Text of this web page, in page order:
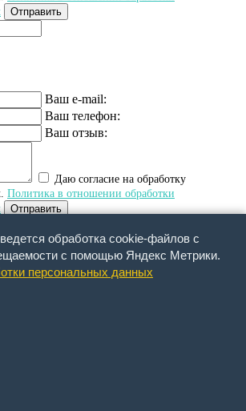
Отправить
Ваш e-mail:
Ваш телефон:
Ваш отзыв:
Даю согласие на обработку
Политика в отношении обработки
Отправить
обработка cookie-файлов с
с помощью Яндекс Метрики.
персональных данных